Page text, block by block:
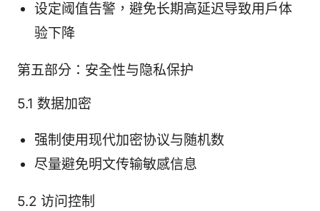
设定阈值告警，避免长期高延迟导致用户体
验下降
第五部分：安全性与隐私保护
5.1 数据加密
强制使用现代加密协议与随机数
尽量避免明文传输敏感信息
5.2 访问控制